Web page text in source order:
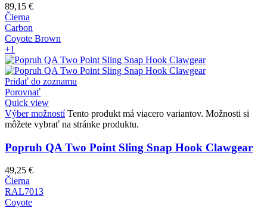
89,15 €
Čierna
Carbon
Coyote Brown
+1
Pridať do zoznamu
Porovnať
Quick view
Výber možností Tento produkt má viacero variantov. Možnosti si
môžete vybrať na stránke produktu.
Popruh QA Two Point Sling Snap Hook Clawgear
49,25 €
Čierna
RAL7013
Coyote